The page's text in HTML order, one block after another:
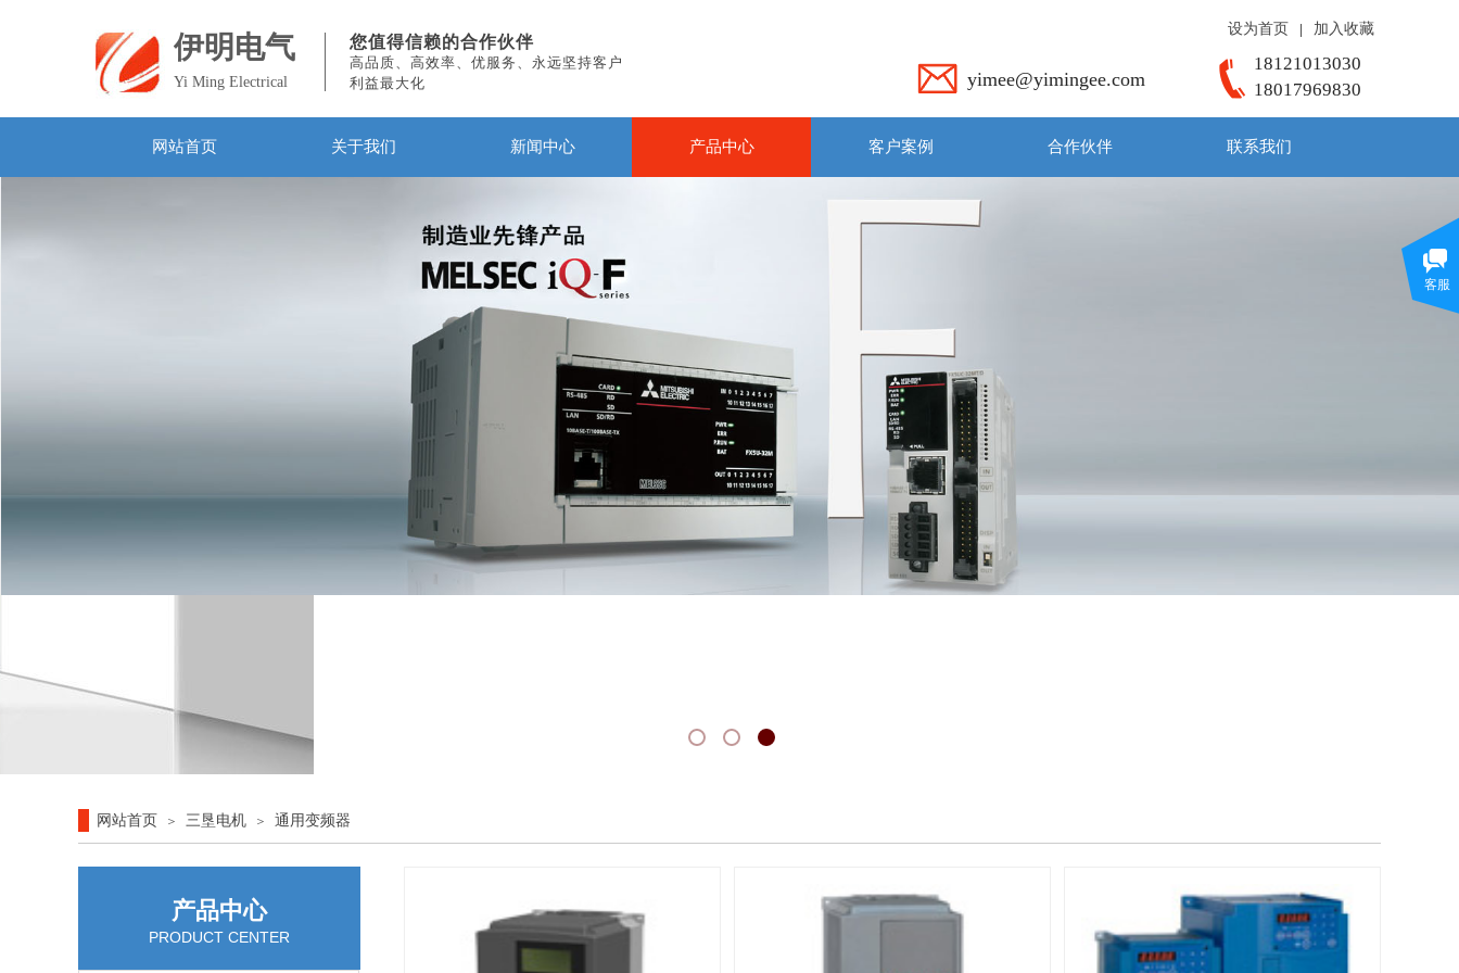
设为首页 加入收藏
伊明电气
Yi Ming Electrical
您值得信赖的合作伙伴
高品质、高效率、优服务、永远坚持客户
利益最大化
18121013030
18017969830
yimee@yimingee.com
网站首页 关于我们 新闻中心 产品中心 客户案例 合作伙伴 联系我们
网站首页 ＞ 三垦电机 ＞ 通用变频器
产品中心
PRODUCT CENTER
客服